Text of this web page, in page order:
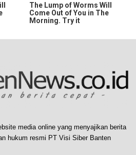
The Lump of Worms Will
Come Out of You in The
Morning. Try it
media online yang menyajikan berita
hukum resmi PT Visi Siber Banten